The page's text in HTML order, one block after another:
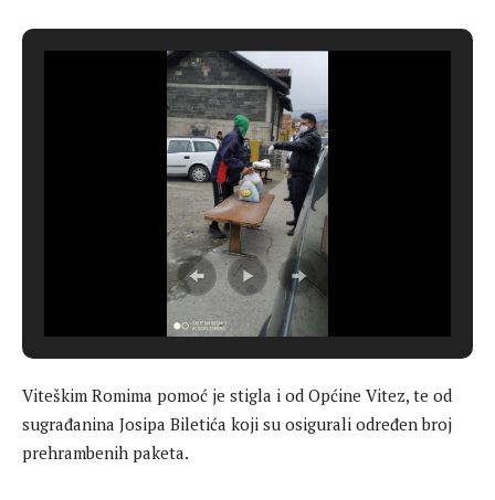
Viteškim Romima pomoć je stigla i od Općine Vitez, te od
sugrađanina Josipa Biletića koji su osigurali određen broj
prehrambenih paketa.